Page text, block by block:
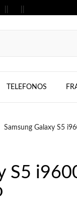
TELEFONOS
Samsung Galaxy S5
S5